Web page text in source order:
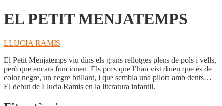
EL PETIT MENJATEMPS
LLUCIA RAMIS
El Petit Menjatemps viu dins els grans rellotges plens de pols i vells,
però que encara funcionen. Els pocs que l’han vist diuen que és de
color negre, un negre brillant, i que sembla una pilota amb dents…
El debut de Llucia Ramis en la literatura infantil.